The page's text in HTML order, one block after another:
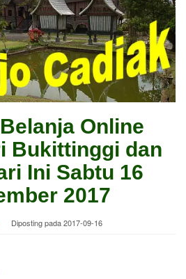
Online
Bukittinggi dan
Ini Sabtu 16
2017
Diposting pada2017-09-16